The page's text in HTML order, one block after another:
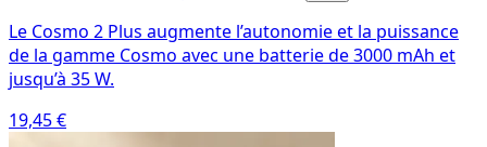
Le Cosmo 2 Plus augmente l’autonomie et la puissance
de la gamme Cosmo avec une batterie de 3000 mAh et
jusqu’à 35 W.
19,45 €